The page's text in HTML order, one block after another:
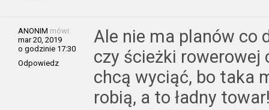
ANONIM mówi:
mar 20, 2019
o godzinie 17:30
Odpowiedz
Ale nie ma planów co
czy ścieżki rowerowej
chcą wyciąć, bo taka
robią, a to ładny